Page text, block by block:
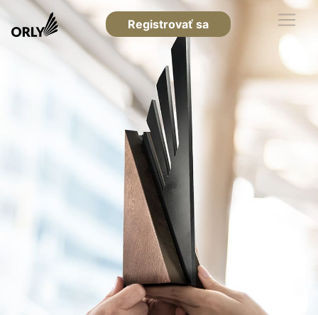
Registrovať sa